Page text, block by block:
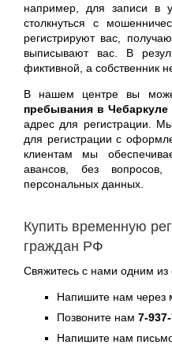
например, для записи в
столкнуться с
регистрируют вас,
выписывают вас. В
фиктивной, а собственник
В нашем центре вы
пребывания в Чебаркуле
адрес для регистрации.
для регистрации с
клиентам мы
авансов, без
персональных данных.
Купить временную
граждан РФ
Свяжитесь с нами одним
Напишите нам через
Позвоните нам 7-
Напишите нам